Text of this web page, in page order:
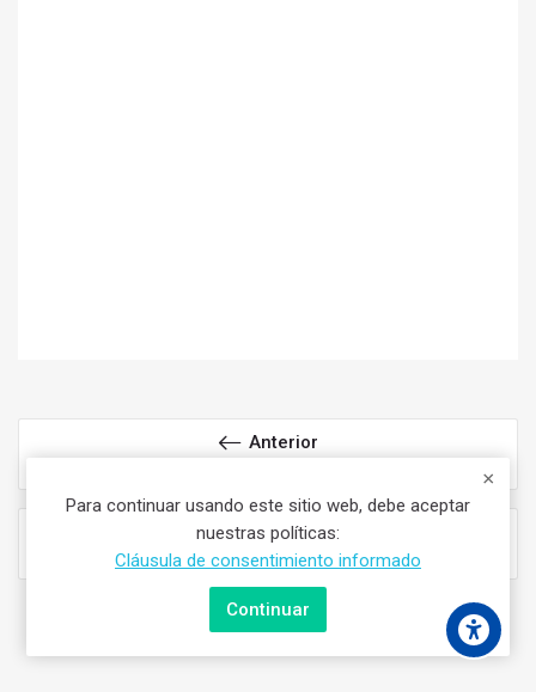
Anterior
Siguiente
Saxofón 4to Año PFG
Para continuar usando este sitio web, debe aceptar
nuestras políticas:
Cláusula de consentimiento informado
Continuar